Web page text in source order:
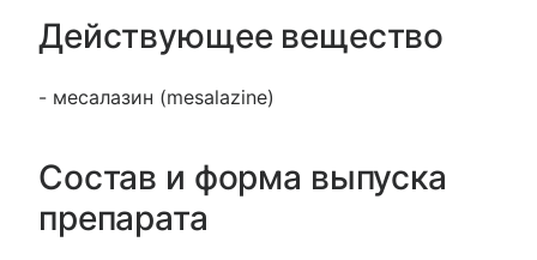
Действующее вещество
- месалазин (mesalazine)
Состав и форма выпуска
препарата